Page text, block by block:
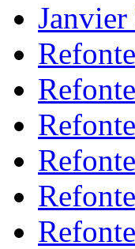
Janvier